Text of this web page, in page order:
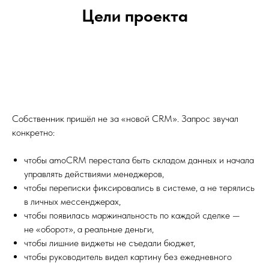
Цели проекта
Собственник пришёл не за «новой CRM». Запрос звучал
конкретно:
чтобы amoCRM перестала быть складом данных и начала
управлять действиями менеджеров,
чтобы переписки фиксировались в системе, а не терялись
в личных мессенджерах,
чтобы появилась маржинальность по каждой сделке —
не «оборот», а реальные деньги,
чтобы лишние виджеты не съедали бюджет,
чтобы руководитель видел картину без ежедневного